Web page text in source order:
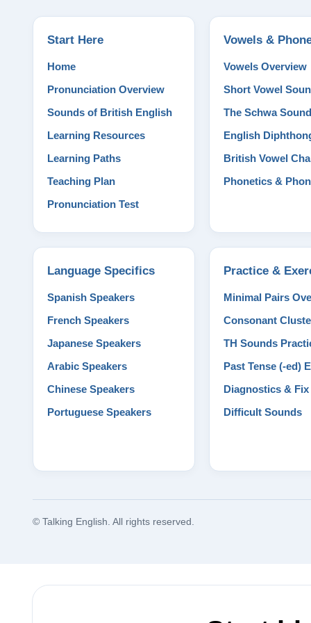
Start Here
Home
Pronunciation Overview
Sounds of British English
Learning Resources
Learning Paths
Teaching Plan
Pronunciation Test
Vowels &
Vowels Overview
Short Vowel
The Schwa Sound
English
British Vowel
Phonetics &
Language Specifics
Spanish Speakers
French Speakers
Japanese Speakers
Arabic Speakers
Chinese Speakers
Portuguese Speakers
Practice &
Minimal Pairs
Consonant
TH Sounds
Past Tense (-ed)
Diagnostics & Fix
Difficult Sounds
© Talking English. All rights reserved.